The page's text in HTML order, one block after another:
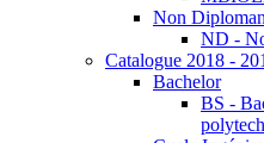
Non
ND -
Catalogue 2018 -
Bachelor
BS -